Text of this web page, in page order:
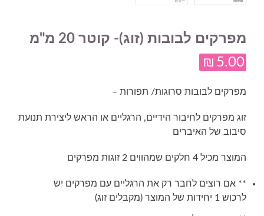
מפרקים לבובות (זוג)- קוטר 20 מ"מ
₪ 5.00
מפרקים לבובות סרוגות/ תפורות –
זוג מפרקים לחיבור הידיים, הרגליים או הראש ליצירת תנועת
סיבוב של האיברים
המוצר מכיל 4 חלקים שמהווים 2 זוגות מפרקים
** אם רוצים לחבר רק את הרגליים עם מפרקים יש
לרכוש 1 יחידות של המוצר (מקבלים זוג)